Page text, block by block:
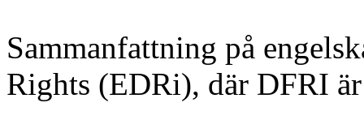
Sammanfattning på
Rights (EDRi), där DFRI